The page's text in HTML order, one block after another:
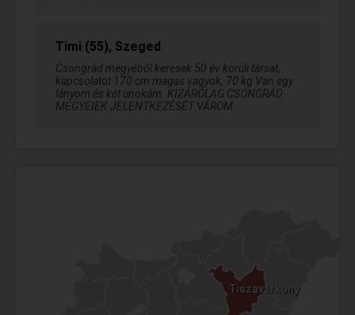
Timi (55), Szeged
Csongrád megyéből keresek 50 év körüli társat,
kapcsolatot 170 cm magas vagyok, 70 kg Van egy
lányom és két unokám. KIZÁRÓLAG CSONGRÁD
MEGYEIEK JELENTKEZÉSÉT VÁROM.
Tiszavárkony
Tiszavárkony